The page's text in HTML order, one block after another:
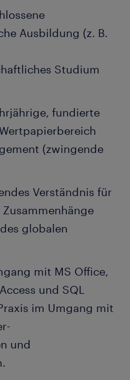
Ausbildung (z. B.
Studium
fundierte
(zwingende
Verständnis für
globalen
mit MS Office,
und SQL
im Umgang mit
und